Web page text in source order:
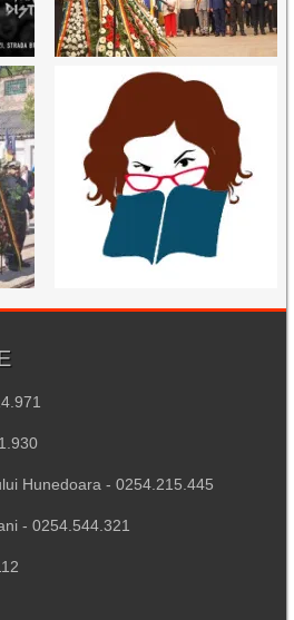
Hunedoara - 0254.215.445
- 0254.544.321